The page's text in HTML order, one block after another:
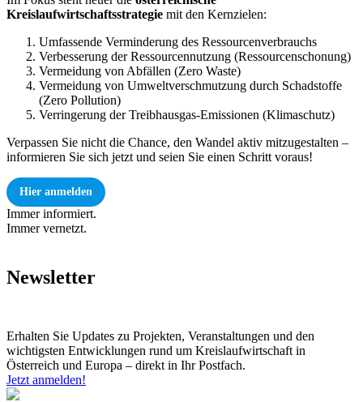
Kreislaufwirtschaftsstrategie mit den Kernzielen:
Umfassende Verminderung des Ressourcenverbrauchs
Verbesserung der Ressourcennutzung (Ressourcenschonung)
Vermeidung von Abfällen (Zero Waste)
Vermeidung von Umweltverschmutzung durch Schadstoffe
(Zero Pollution)
Verringerung der Treibhausgas-Emissionen (Klimaschutz)
Verpassen Sie nicht die Chance, den Wandel aktiv mitzugestalten –
informieren Sie sich jetzt und seien Sie einen Schritt voraus!
Hier anmelden
Immer informiert.
Immer vernetzt.
Newsletter
Erhalten Sie Updates zu Projekten, Veranstaltungen und den
wichtigsten Entwicklungen rund um Kreislaufwirtschaft in
Österreich und Europa – direkt in Ihr Postfach.
Jetzt anmelden!